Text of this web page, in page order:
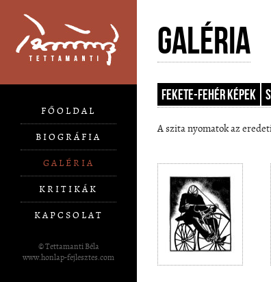
FŐOLDAL
BIOGRÁFIA
GALÉRIA
KRITIKÁK
KAPCSOLAT
© Tettamanti Béla
www.honlap-fejlesztes.com
Galéria
Fekete-fehér képek
A szita nyomatok az